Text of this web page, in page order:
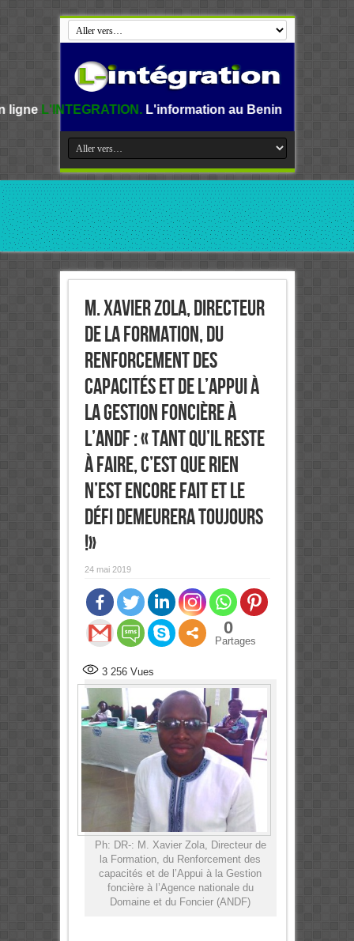
L'information au Benin, en Afrique et dans le
M. Xavier Zola, Directeur
de la Formation, du
Renforcement des
capacités et de l’Appui à
la Gestion foncière à
l’ANDF : « Tant qu’il reste
à faire, c’est que rien
n’est encore fait et le
défi demeurera toujours
!»
24 mai 2019
0
Partages
3 256Vues
Ph: DR-: M. Xavier Zola, Directeur de
la Formation, du Renforcement des
capacités et de l’Appui à la Gestion
foncière à l’Agence nationale du
Domaine et du Foncier (ANDF)